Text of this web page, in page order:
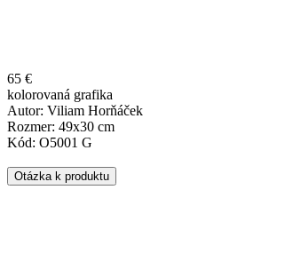
65 €
kolorovaná grafika
Autor: Viliam Horňáček
Rozmer: 49x30 cm
Kód: O5001 G
Otázka k produktu